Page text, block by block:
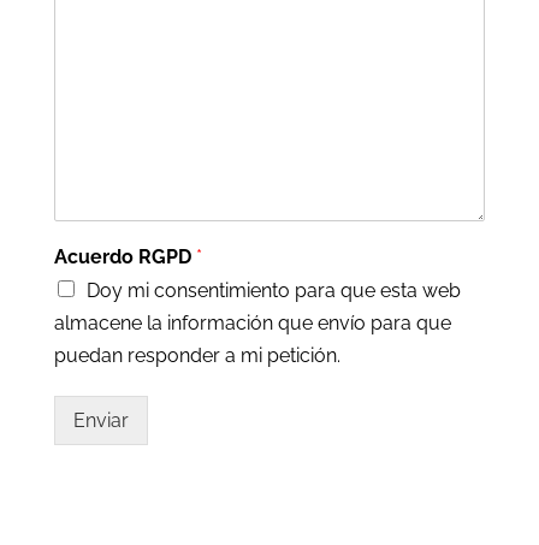
Acuerdo RGPD *
Doy mi consentimiento para que esta web
almacene la información que envío para que
puedan responder a mi petición.
Enviar